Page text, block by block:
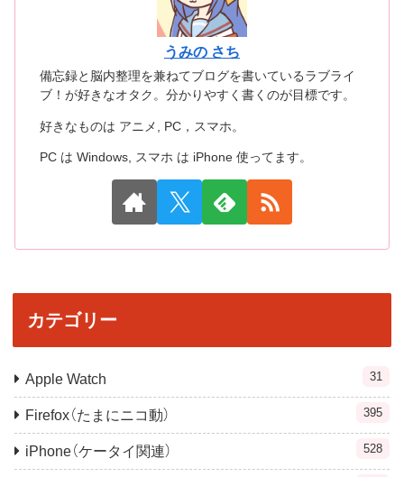
うみの さち
備忘録と脳内整理を兼ねてブログを書いているラブライ
ブ！が好きなオタク。分かりやすく書くのが目標です。
好きなものは アニメ, PC，スマホ。
PC は Windows, スマホ は iPhone 使ってます。
カテゴリー
Apple Watch 31
Firefox（たまにニコ動） 395
iPhone（ケータイ関連） 528